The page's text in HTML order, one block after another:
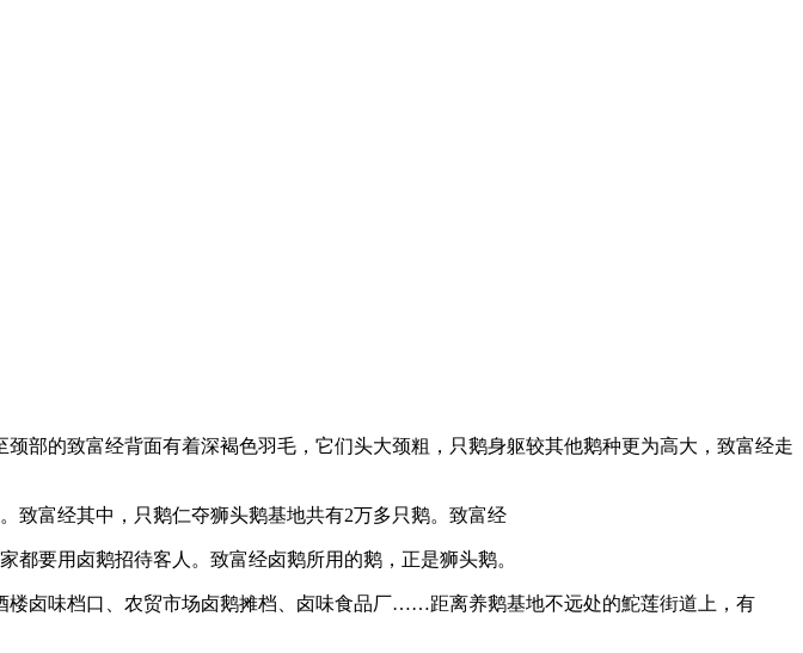
部的致富经背面有着深褐色羽毛，它们头大颈粗，只鹅身躯较其他鹅种更为高大，致富经走
致富经其中，只鹅仁夺狮头鹅基地共有2万多只鹅。致富经
要用卤鹅招待客人。致富经卤鹅所用的鹅，正是狮头鹅。
卤味档口、农贸市场卤鹅摊档、卤味食品厂……距离养鹅基地不远处的鮀莲街道上，有